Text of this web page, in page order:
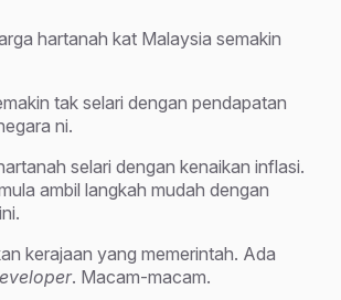
hartanah kat Malaysia semakin
tak selari dengan pendapatan
ni.
selari dengan kenaikan inflasi.
ambil langkah mudah dengan
kerajaan yang memerintah. Ada
. Macam-macam.